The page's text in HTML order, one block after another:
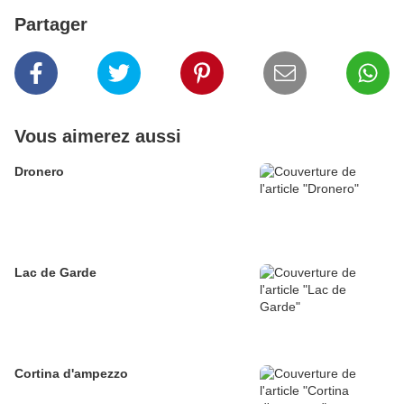
Partager
Vous aimerez aussi
Dronero
Lac de Garde
Cortina d'ampezzo